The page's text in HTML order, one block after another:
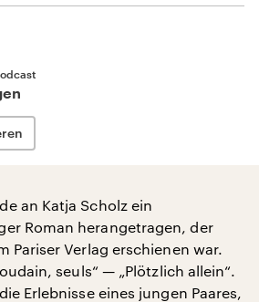
an Katja Scholz ein
Roman herangetragen, der
Pariser Verlag erschienen war.
seuls“ — „Plötzlich allein“.
Erlebnisse eines jungen Paares,